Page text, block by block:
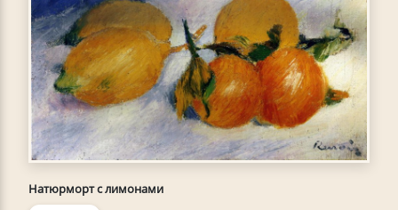
Натюрморт с лимонами